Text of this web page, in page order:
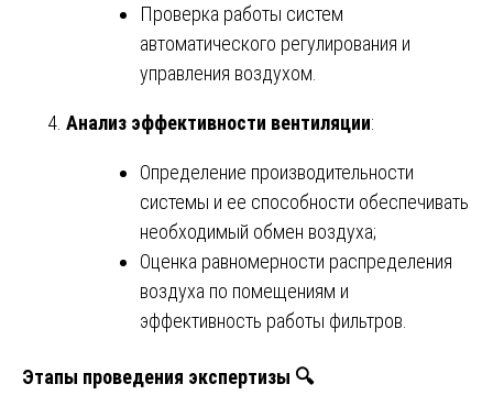
Проверка работы систем
автоматического регулирования и
управления воздухом.
Анализ эффективности вентиляции:
Определение производительности
системы и ее способности обеспечивать
необходимый обмен воздуха;
Оценка равномерности распределения
воздуха по помещениям и
эффективность работы фильтров.
Этапы проведения экспертизы 🔍